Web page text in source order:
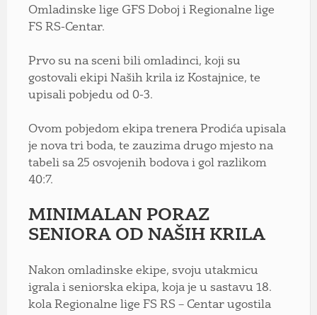
Omladinske lige GFS Doboj i Regionalne lige
FS RS-Centar.
Prvo su na sceni bili omladinci, koji su
gostovali ekipi Naših krila iz Kostajnice, te
upisali pobjedu od 0-3.
Ovom pobjedom ekipa trenera Prodića upisala
je nova tri boda, te zauzima drugo mjesto na
tabeli sa 25 osvojenih bodova i gol razlikom
40:7.
MINIMALAN PORAZ
SENIORA OD NAŠIH KRILA
Nakon omladinske ekipe, svoju utakmicu
igrala i seniorska ekipa, koja je u sastavu 18.
kola Regionalne lige FS RS – Centar ugostila